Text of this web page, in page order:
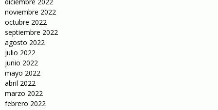
diciembre 2022
noviembre 2022
octubre 2022
septiembre 2022
agosto 2022
julio 2022
junio 2022
mayo 2022
abril 2022
marzo 2022
febrero 2022